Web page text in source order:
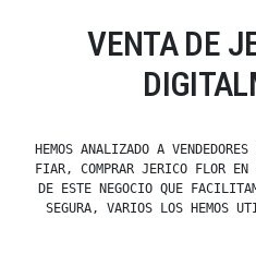
VENTA DE
HEMOS ANALIZADO A
FIAR, COMPRAR JERICO FLOR EN
DE ESTE NEGOCIO QUE
SEGURA, VARIOS LOS HEMOS